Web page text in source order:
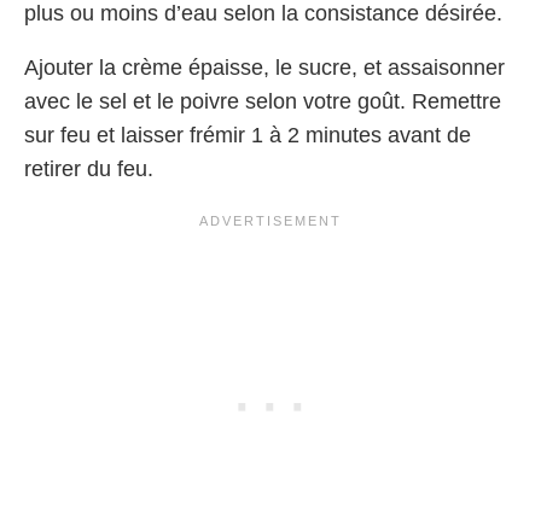
plus ou moins d’eau selon la consistance désirée.
Ajouter la crème épaisse, le sucre, et assaisonner
avec le sel et le poivre selon votre goût. Remettre
sur feu et laisser frémir 1 à 2 minutes avant de
retirer du feu.